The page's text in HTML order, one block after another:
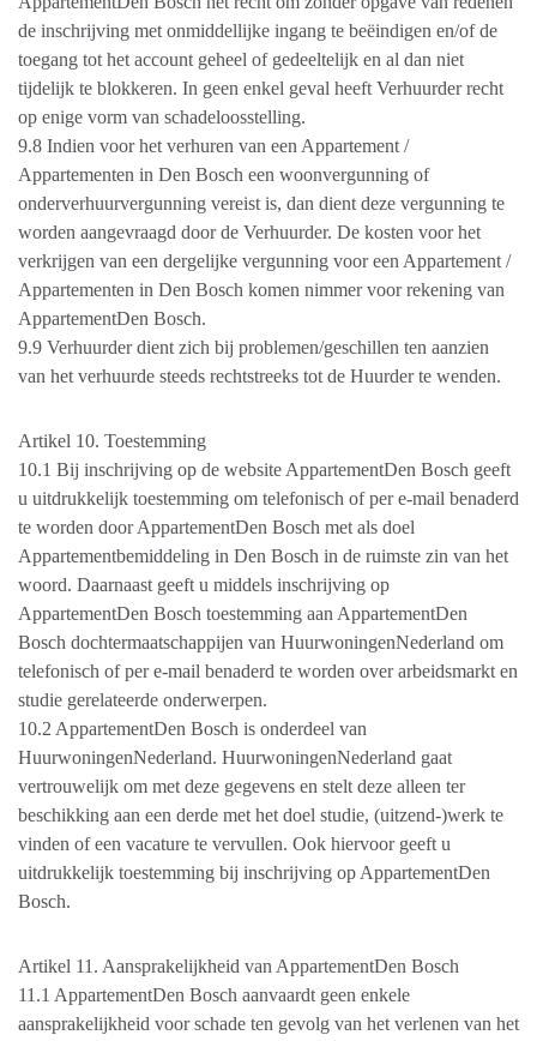
de inschrijving met onmiddellijke ingang te beëindigen en/of de
toegang tot het account geheel of gedeeltelijk en al dan niet
tijdelijk te blokkeren. In geen enkel geval heeft Verhuurder recht
op enige vorm van schadeloosstelling.
9.8 Indien voor het verhuren van een Appartement /
Appartementen in Den Bosch een woonvergunning of
onderverhuurvergunning vereist is, dan dient deze vergunning te
worden aangevraagd door de Verhuurder. De kosten voor het
verkrijgen van een dergelijke vergunning voor een Appartement /
Appartementen in Den Bosch komen nimmer voor rekening van
AppartementDen Bosch.
9.9 Verhuurder dient zich bij problemen/geschillen ten aanzien
van het verhuurde steeds rechtstreeks tot de Huurder te wenden.
Artikel 10. Toestemming
10.1 Bij inschrijving op de website AppartementDen Bosch geeft
u uitdrukkelijk toestemming om telefonisch of per e-mail benaderd
te worden door AppartementDen Bosch met als doel
Appartementbemiddeling in Den Bosch in de ruimste zin van het
woord. Daarnaast geeft u middels inschrijving op
AppartementDen Bosch toestemming aan AppartementDen
Bosch dochtermaatschappijen van HuurwoningenNederland om
telefonisch of per e-mail benaderd te worden over arbeidsmarkt en
studie gerelateerde onderwerpen.
10.2 AppartementDen Bosch is onderdeel van
HuurwoningenNederland. HuurwoningenNederland gaat
vertrouwelijk om met deze gegevens en stelt deze alleen ter
beschikking aan een derde met het doel studie, (uitzend-)werk te
vinden of een vacature te vervullen. Ook hiervoor geeft u
uitdrukkelijk toestemming bij inschrijving op AppartementDen
Bosch.
Artikel 11. Aansprakelijkheid van AppartementDen Bosch
11.1 AppartementDen Bosch aanvaardt geen enkele
aansprakelijkheid voor schade ten gevolg van het verlenen van het